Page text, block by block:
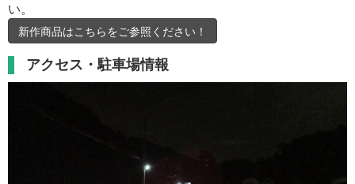
い。
新作商品はこちらをご参照ください！
アクセス・駐車場情報